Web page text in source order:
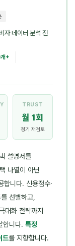
자 데이터 분석 전
+
TRUST
월 1회
정기 재검토
설명서를
나열이 아닌
합니다. 신용점수·
선별하고,
대화 전략까지
합니다. 특정
드를 지향합니다.